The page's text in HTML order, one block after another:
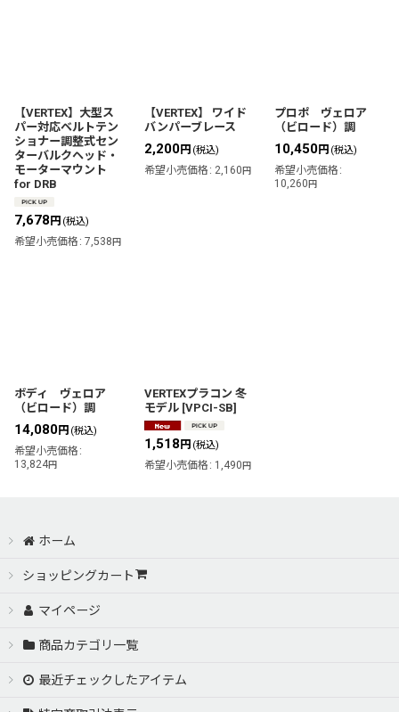
【VERTEX】大型ス
パー対応ベルトテン
ショナー調整式セン
ターバルクヘッド・
モーターマウント
for DRB
7,678 円 (税込)
希望小売価格 : 7,538円
【VERTEX】 ワイド
バンパーブレース
2,200円 (税込)
希望小売価格 : 2,160円
プロポ ヴェロア
（ビロード）調
10,450円 (税込)
希望小売価格 :
10,260円
ボディ ヴェロア
（ビロード）調
14,080円 (税込)
希望小売価格 :
13,824円
VERTEXプラコン 冬
モデル [VPCI-SB]
1,518 円 (税込)
希望小売価格 : 1,490円
ホーム
ショッピングカート
マイページ
商品カテゴリ一覧
最近チェックしたアイテム